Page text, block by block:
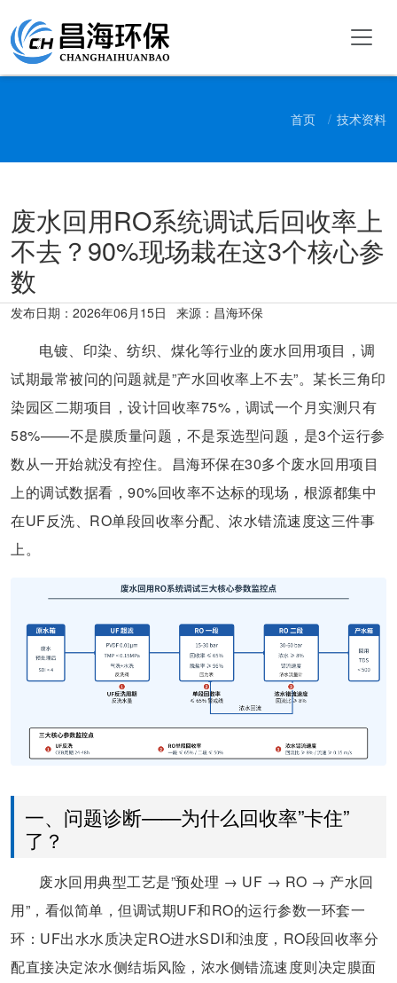
首页 技术资料
废水回用RO系统调试后回收率上
不去？90%现场栽在这3个核心参
数
发布日期： 2026年06月15日 来源：昌海环保
电镀、印染、纺织、煤化等行业的废水回用项目，调
试期最常被问的问题就是”产水回收率上不去”。某长三角印
染园区二期项目，设计回收率75%，调试一个月实测只有
58%——不是膜质量问题，不是泵选型问题，是3个运行参
数从一开始就没有控住。昌海环保在30多个废水回用项目
上的调试数据看，90%回收率不达标的现场，根源都集中
在UF反洗、RO单段回收率分配、浓水错流速度这三件事
上。
一、问题诊断——为什么回收率”卡住”
了？
废水回用典型工艺是”预处理 → UF → RO → 产水回
用”，看似简单，但调试期UF和RO的运行参数一环套一
环：UF出水水质决定RO进水SDI和浊度，RO段回收率分
配直接决定浓水侧结垢风险，浓水侧错流速度则决定膜面